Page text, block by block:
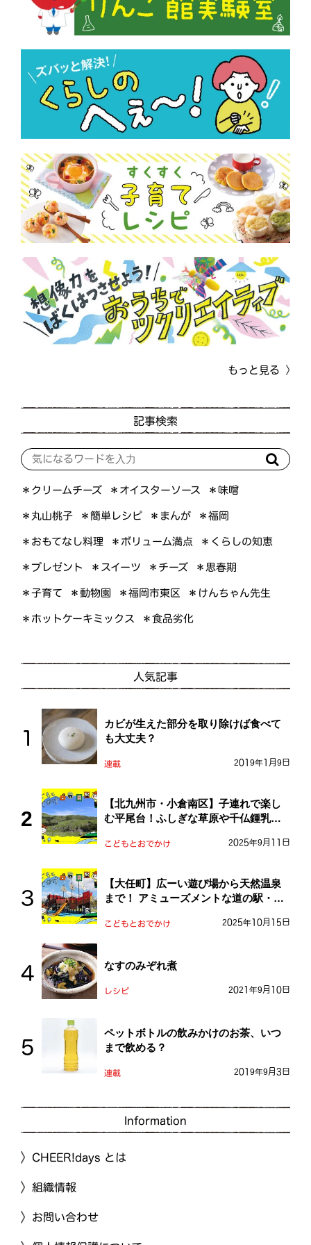
もっと見る
記事検索
＊クリームチーズ ＊オイスターソース ＊味噌
＊丸山桃子 ＊簡単レシピ ＊まんが ＊福岡
＊おもてなし料理 ＊ボリューム満点 ＊くらしの知恵
＊プレゼント ＊スイーツ ＊チーズ ＊思春期
＊子育て ＊動物園 ＊福岡市東区 ＊けんちゃん先生
＊ホットケーキミックス ＊食品劣化
人気記事
カビが生えた部分を取り除けば食べて
も大丈夫？
連載 2019年1月9日
【北九州市・小倉南区】子連れで楽し
む平尾台！ふしぎな草原や千仏鍾乳洞
こどもとおでかけ 2025年9月11日
【大任町】広ーい遊び場から天然温泉
まで！ アミューズメントな道の駅・お
こどもとおでかけ 2025年10月15日
なすのみぞれ煮
レシピ 2021年9月10日
ペットボトルの飲みかけのお茶、いつ
まで飲める？
連載 2019年9月3日
Information
CHEER!days とは
組織情報
お問い合わせ